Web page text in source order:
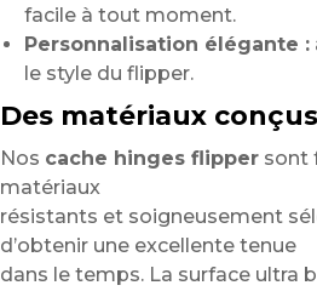
facile à tout moment.
Personnalisation élégante :
le style du flipper.
Des matériaux
Nos cache hinges flipper sont
matériaux
résistants et soigneusement
d’obtenir une excellente tenue
dans le temps. La surface ultra